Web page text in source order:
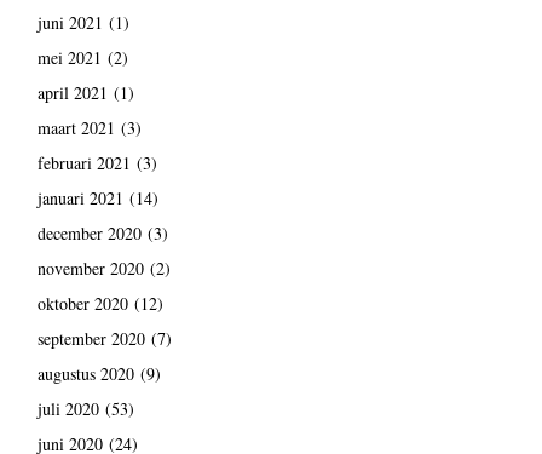
juni 2021 (1)
mei 2021 (2)
april 2021 (1)
maart 2021 (3)
februari 2021 (3)
januari 2021 (14)
december 2020(3)
november 2020(2)
oktober 2020(12)
september 2020(7)
augustus 2020(9)
juli 2020(53)
juni 2020(24)